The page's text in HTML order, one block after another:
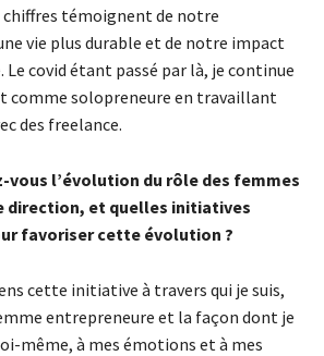
chiffres témoignent de notre
vie plus durable et de notre impact
covid étant passé par là, je continue
comme solopreneure en travaillant
des freelance.
vous l’évolution du rôle des femmes
direction, et quelles initiatives
favoriser cette évolution ?
cette initiative à travers qui je suis,
entrepreneure et la façon dont je
même, à mes émotions et à mes